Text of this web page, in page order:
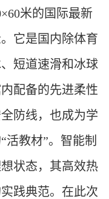
米的国际最新
它是国内除体育
短道速滑和冰球
配备的先进柔性
防线，也成为学
活教材”。智能制
状态，其高效热
践典范。在此次